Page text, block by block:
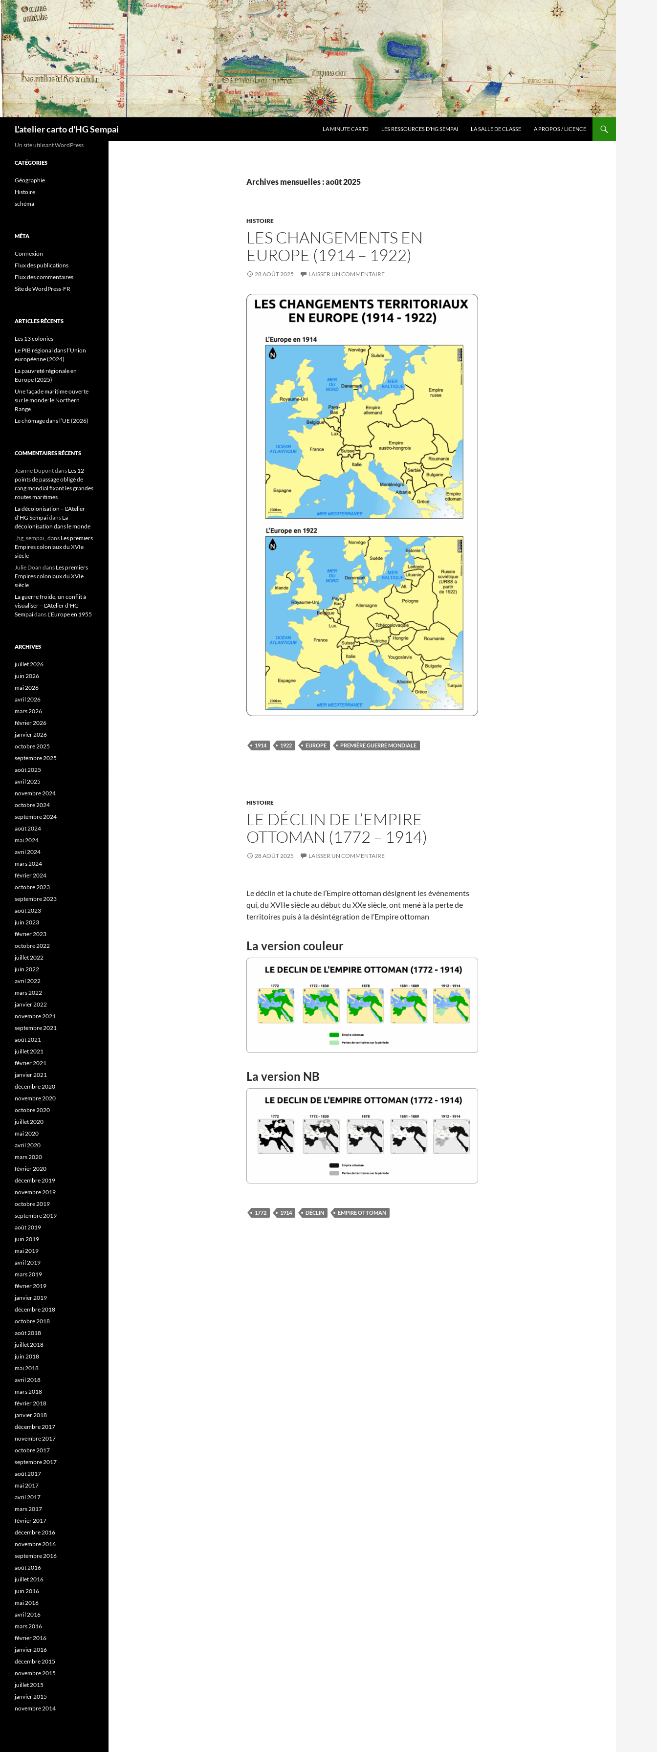
Aller
au
contenu
L'atelier carto d'HG Sempai LA MINUTE CARTO LES RESSOURCES D’HG SEMPAI LA SALLE DE CLASSE A PROPOS / LICENCE
Archives mensuelles : août 2025
HISTOIRE
LES CHANGEMENTS EN
EUROPE (1914 – 1922)
28 AOÛT 2025 LAISSER UN COMMENTAIRE
1914 1922 EUROPE PREMIÈRE GUERRE MONDIALE
HISTOIRE
LE DÉCLIN DE L’EMPIRE
OTTOMAN (1772 – 1914)
28 AOÛT 2025 LAISSER UN COMMENTAIRE
Le déclin et la chute de l’Empire ottoman désignent les évènements
qui, du XVIIe siècle au début du XXe siècle, ont mené à la perte de
territoires puis à la désintégration de l’Empire ottoman
La version couleur
La version NB
1772 1914 DÉCLIN EMPIRE OTTOMAN
Un site utilisant WordPress
CATÉGORIES
Géographie
Histoire
schéma
MÉTA
Connexion
Flux des publications
Flux des commentaires
Site de WordPress-FR
ARTICLES RÉCENTS
Les 13 colonies
Le PIB régional dans l’Union
européenne (2024)
La pauvreté régionale en
Europe (2025)
Une façade maritime ouverte
sur le monde: le Northern
Range
Le chômage dans l’UE (2026)
COMMENTAIRES RÉCENTS
Jeanne Dupontdans Les 12
points de passage obligé de
rang mondial fixant les grandes
routes maritimes
La décolonisation – L'Atelier
d'HG Sempaidans La
décolonisation dans le monde
_hg_sempai_ dans Les premiers
Empires coloniaux du XVIe
siècle
Julie Doan dans Les premiers
Empires coloniaux du XVIe
siècle
La guerre froide, un conflit à
visualiser – L'Atelier d'HG
Sempaidans L’Europe en 1955
ARCHIVES
juillet 2026
juin 2026
mai 2026
avril 2026
mars 2026
février 2026
janvier 2026
octobre 2025
septembre 2025
août 2025
avril 2025
novembre 2024
octobre 2024
septembre 2024
août 2024
mai 2024
avril 2024
mars 2024
février 2024
octobre 2023
septembre 2023
août 2023
juin 2023
février 2023
octobre 2022
juillet 2022
juin 2022
avril 2022
mars 2022
janvier 2022
novembre 2021
septembre 2021
août 2021
juillet 2021
février 2021
janvier 2021
décembre 2020
novembre 2020
octobre 2020
juillet 2020
mai 2020
avril 2020
mars 2020
février 2020
décembre 2019
novembre 2019
octobre 2019
septembre 2019
août 2019
juin 2019
mai 2019
avril 2019
mars 2019
février 2019
janvier 2019
décembre 2018
octobre 2018
août 2018
juillet 2018
juin 2018
mai 2018
avril 2018
mars 2018
février 2018
janvier 2018
décembre 2017
novembre 2017
octobre 2017
septembre 2017
août 2017
mai 2017
avril 2017
mars 2017
février 2017
décembre 2016
novembre 2016
septembre 2016
août 2016
juillet 2016
juin 2016
mai 2016
avril 2016
mars 2016
février 2016
janvier 2016
décembre 2015
novembre 2015
juillet 2015
janvier 2015
novembre 2014